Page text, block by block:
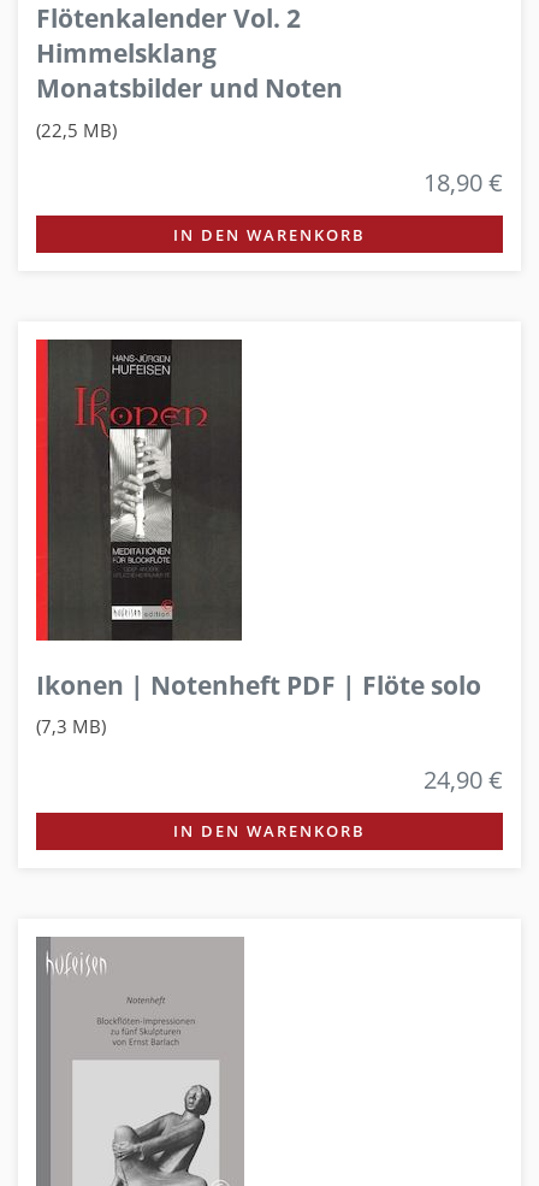
Flötenkalender Vol. 2
Himmelsklang
Monatsbilder und Noten
(22,5 MB)
18,90 €
IN DEN WARENKORB
Ikonen | Notenheft PDF | Flöte solo
(7,3 MB)
24,90 €
IN DEN WARENKORB